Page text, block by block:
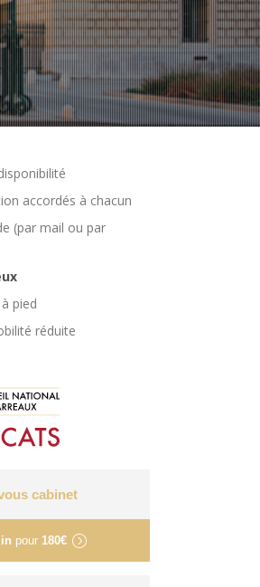
accordés à chacun
(par mail ou par
pied
réduite
cabinet
pour 180€